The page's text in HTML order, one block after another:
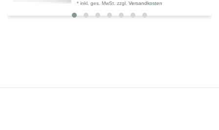
*inkl. ges. MwSt. zzgl.Versandkosten